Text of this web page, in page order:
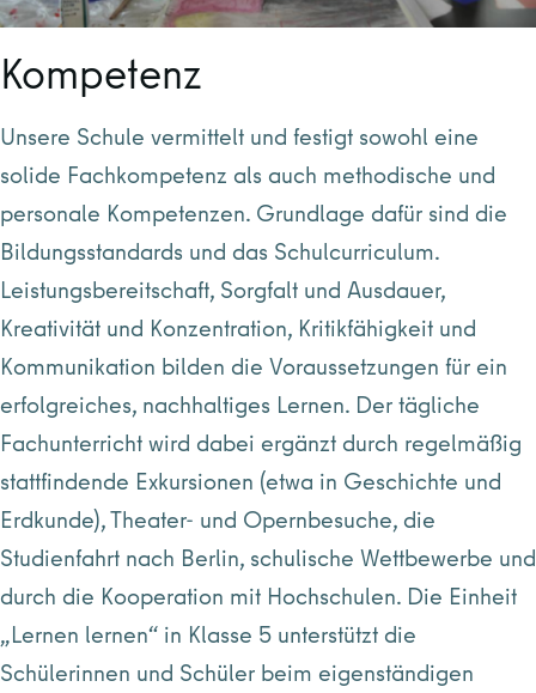
Kompetenz
Unsere Schule vermittelt und festigt sowohl eine
solide Fachkompetenz als auch methodische und
personale Kompetenzen. Grundlage dafür sind die
Bildungsstandards und das Schulcurriculum.
Leistungsbereitschaft, Sorgfalt und Ausdauer,
Kreativität und Konzentration, Kritikfähigkeit und
Kommunikation bilden die Voraussetzungen für ein
erfolgreiches, nachhaltiges Lernen. Der tägliche
Fachunterricht wird dabei ergänzt durch regelmäßig
stattfindende Exkursionen (etwa in Geschichte und
Erdkunde), Theater- und Opernbesuche, die
Studienfahrt nach Berlin, schulische Wettbewerbe und
durch die Kooperation mit Hochschulen. Die Einheit
„Lernen lernen“ in Klasse 5 unterstützt die
Schülerinnen und Schüler beim eigenständigen